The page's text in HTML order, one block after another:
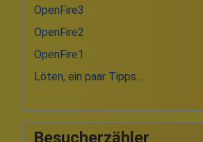
OpenFire3
OpenFire2
OpenFire1
Löten, ein paar Tipps...
Besucherzähler